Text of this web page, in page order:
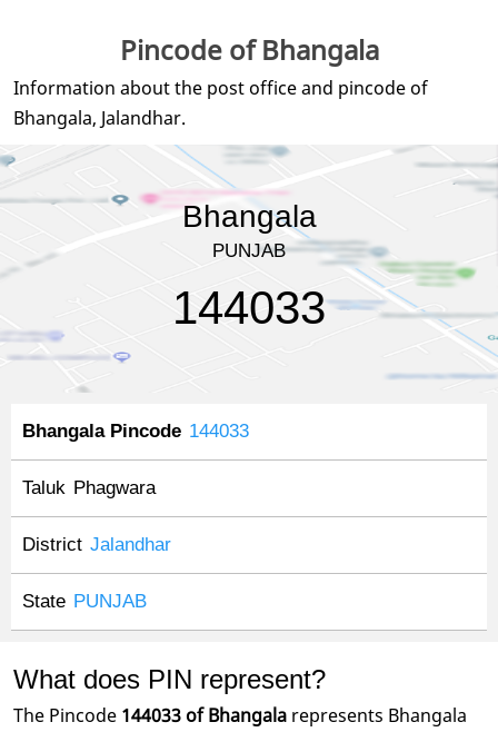
Pincode of Bhangala
Information about the post office and pincode of
Bhangala, Jalandhar.
Bhangala
PUNJAB
144033
Bhangala Pincode 144033
Taluk Phagwara
District Jalandhar
State PUNJAB
What does PIN represent?
The Pincode 144033 of Bhangala represents Bhangala